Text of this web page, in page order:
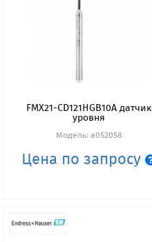
FMX21-CD121HGB10A датчик
уровня
Модель: a052058
Цена по запросу